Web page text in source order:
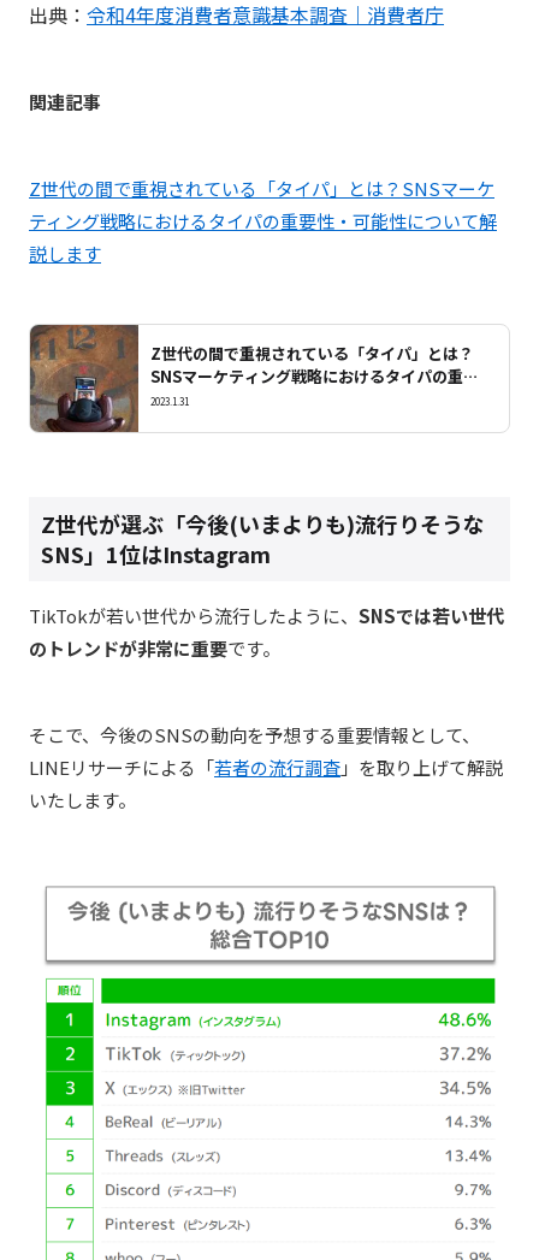
出典： 令和4年度消費者意識基本調査｜消費者庁
関連記事
Z世代の間で重視されている「タイパ」とは？SNSマーケ
ティング戦略におけるタイパの重要性・可能性について解
説します
Z世代の間で重視されている「タイパ」とは？
SNSマーケティング戦略におけるタイパの重要
性・可能性について解説します
2023.1.31
Z世代が選ぶ「今後(いまよりも)流行りそうな
SNS」1位はInstagram
TikTokが若い世代から流行したように、 SNSでは若い世代
のトレンドが非常に重要です。
そこで、今後のSNSの動向を予想する重要情報として、
LINEリサーチによる「若者の流行調査」を取り上げて解説
いたします。